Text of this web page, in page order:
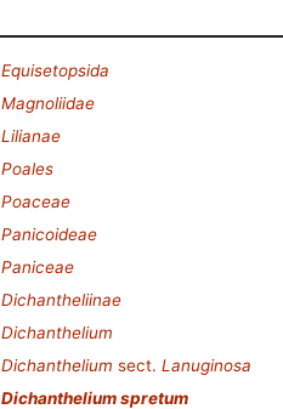
Equisetopsida
Magnoliidae
Lilianae
Poales
Poaceae
Panicoideae
Paniceae
Dichantheliinae
Dichanthelium
Dichanthelium sect. Lanuginosa
Dichanthelium spretum